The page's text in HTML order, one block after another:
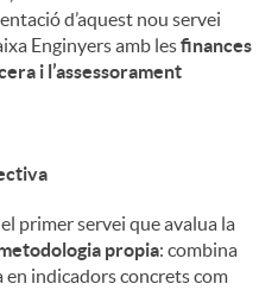
d’aquest nou servei
Enginyers amb lesfinances
i l’assessorament
el primer servei que avalua la
propia: combina
en indicadors concrets com